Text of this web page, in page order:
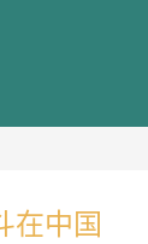
在中国